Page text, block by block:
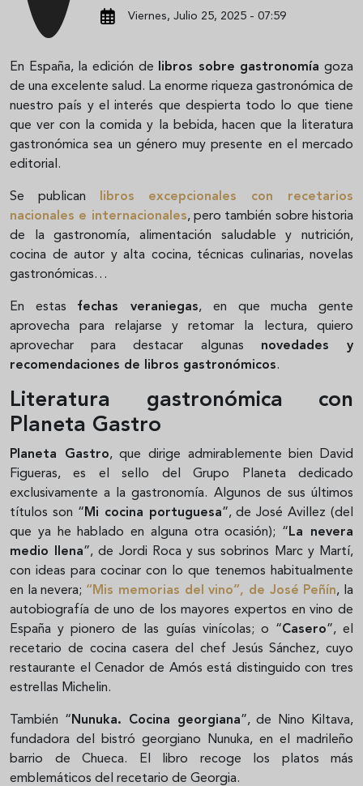
Viernes, Julio 25, 2025 - 07:59
En España, la edición de libros sobre gastronomía goza
de una excelente salud. La enorme riqueza gastronómica de
nuestro país y el interés que despierta todo lo que tiene
que ver con la comida y la bebida, hacen que la literatura
gastronómica sea un género muy presente en el mercado
editorial.
Se publican libros excepcionales con recetarios
nacionales e internacionales, pero también sobre historia
de la gastronomía, alimentación saludable y nutrición,
cocina de autor y alta cocina, técnicas culinarias, novelas
gastronómicas…
En estas fechas veraniegas, en que mucha gente
aprovecha para relajarse y retomar la lectura, quiero
aprovechar para destacar algunas novedades y
recomendaciones de libros gastronómicos.
Literatura gastronómica con
Planeta Gastro
Planeta Gastro, que dirige admirablemente bien David
Figueras, es el sello del Grupo Planeta dedicado
exclusivamente a la gastronomía. Algunos de sus últimos
títulos son “ Mi cocina portuguesa”, de José Avillez (del
que ya he hablado en alguna otra ocasión); “ La nevera
medio llena”, de Jordi Roca y sus sobrinos Marc y Martí,
con ideas para cocinar con lo que tenemos habitualmente
en la nevera; “ Mis memorias del vino”, de José Peñín, la
autobiografía de uno de los mayores expertos en vino de
España y pionero de las guías vinícolas; o “Casero”, el
recetario de cocina casera del chef Jesús Sánchez, cuyo
restaurante el Cenador de Amós está distinguido con tres
estrellas Michelin.
También “ Nunuka. Cocina georgiana”, de Nino Kiltava,
fundadora del bistró georgiano Nunuka, en el madrileño
barrio de Chueca. El libro recoge los platos más
emblemáticos del recetario de Georgia.